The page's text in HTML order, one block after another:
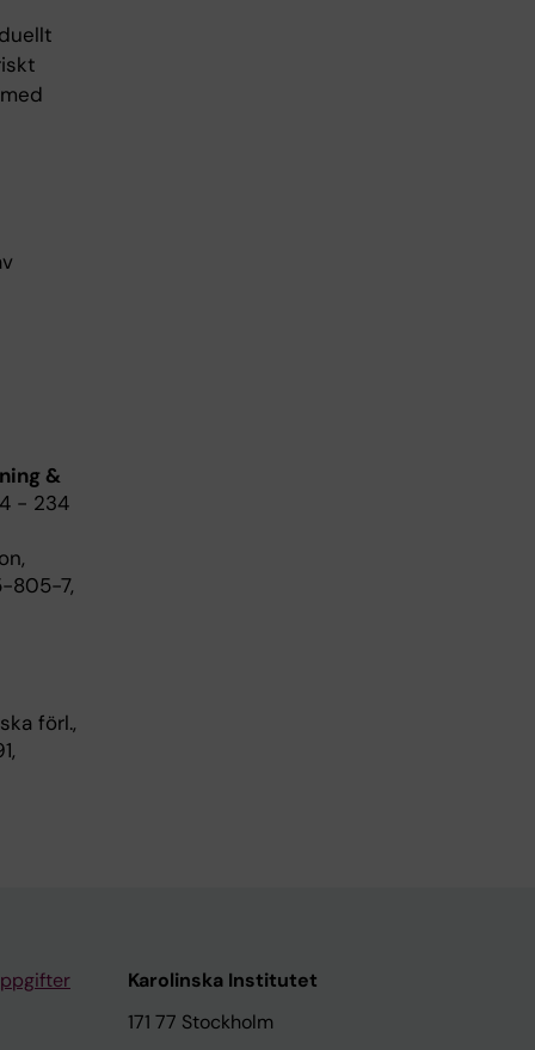
&
- 234
805-7,
förl.,
Karolinska Institutet
171 77 Stockholm